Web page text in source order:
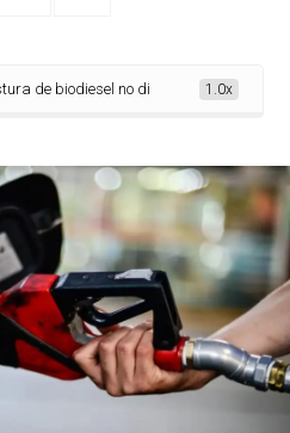
no diesel para 20%Brasil inicia
1.0x